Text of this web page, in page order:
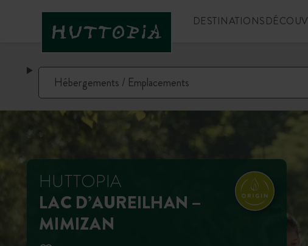
DESTINATIONS
HUTTOPIA
LAC D’AUREILHAN –
MIMIZAN